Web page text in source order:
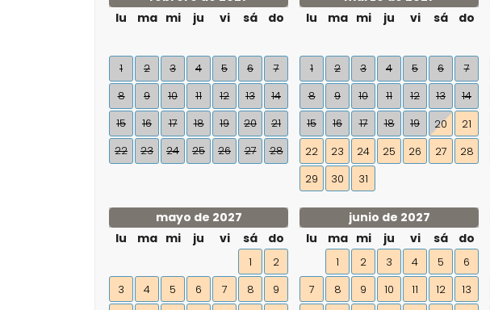
lu
ma mi ju vi sá do
1 2 3 4 5 6
7
8
9 10 11 12 13
14
15
16 17 18 19 20
21
22
23 24 25 26 27 28
lu
ma mi ju vi sá do
1 2 3 4 5 6
7
8
9 10 11 12 13
14
15
16 17 18 19 20
21
22
23 24 25 26 27
28
29
30 31
mayo de 2027
lu
ma mi ju vi sá do
1
2
3
4 5 6 7 8
9
junio de 2027
lu
ma mi ju vi sá do
1 2 3 4 5
6
7
8 9 10 11 12
13